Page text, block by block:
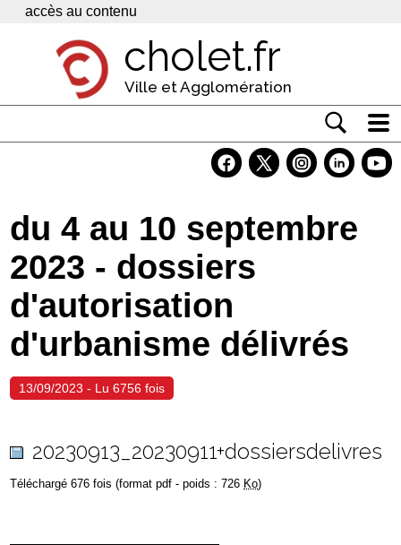
Panneau de gestion des cookies
accès au contenu
cholet.fr
Ville et Agglomération
Economie
Services
Contacts
du 4 au 10 septembre
2023 - dossiers
d'autorisation
d'urbanisme délivrés
13/09/2023 - Lu 6756 fois
20230913_20230911+dossiersdelivres
Téléchargé 676 fois (format pdf - poids : 726 Ko)